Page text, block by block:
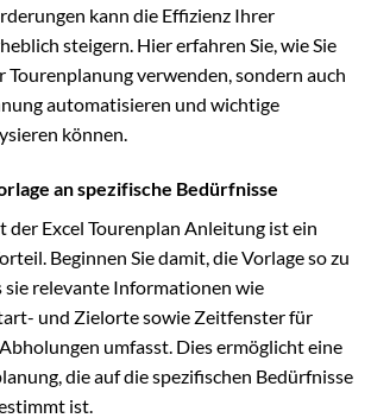
kann die Effizienz Ihrer
steigern. Hier erfahren Sie, wie Sie
Tourenplanung verwenden, sondern auch
automatisieren und wichtige
können.
an spezifische Bedürfnisse
der Excel Tourenplan Anleitung ist ein
Beginnen Sie damit, die Vorlage so zu
sie relevante Informationen wie
und Zielorte sowie Zeitfenster für
umfasst. Dies ermöglicht eine
die auf die spezifischen Bedürfnisse
ist.